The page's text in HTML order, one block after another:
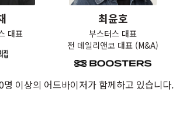
대표
최윤호
부스터스 대표
전 데일리앤코 대표 (M&A)
명 이상의 어드바이저가 함께하고 있습니다.